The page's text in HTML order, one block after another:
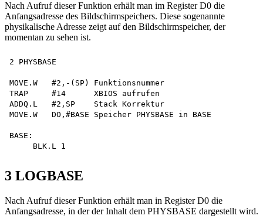
Nach Aufruf dieser Funktion erhält man im Register D0 die
Anfangsadresse des Bildschirmspeichers. Diese sogenannte
physikalische Adresse zeigt auf den Bildschirmspeicher, der
momentan zu sehen ist.
2 PHYSBASE
MOVE.W   #2,-(SP) Funktionsnummer
TRAP     #14      XBIOS aufrufen
ADDQ.L   #2,SP    Stack Korrektur
MOVE.W   DO,#BASE Speicher PHYSBASE in BASE
BASE:
3 LOGBASE
Nach Aufruf dieser Funktion erhält man in Register D0 die
Anfangsadresse, in der der Inhalt dem PHYSBASE dargestellt wird.